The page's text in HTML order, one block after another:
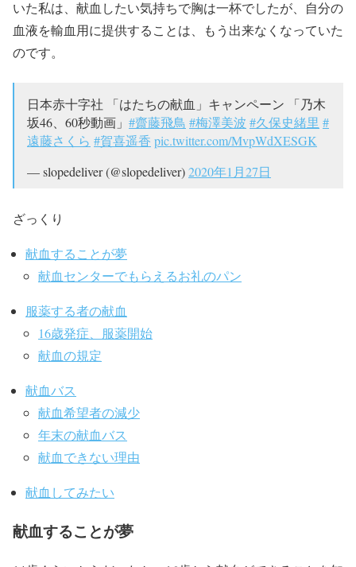
いた私は、献血したい気持ちで胸は一杯でしたが、自分の
血液を輸血用に提供することは、もう出来なくなっていた
のです。
日本赤十字社 「はたちの献血」キャンペーン 「乃木
坂46、60秒動画」 #齋藤飛鳥 #梅澤美波 #久保史緒里 #
遠藤さくら #賀喜遥香 pic.twitter.com/MvpWdXESGK
— slopedeliver (@slopedeliver)2020年1月27日
ざっくり
献血することが夢
献血センターでもらえるお礼のパン
服薬する者の献血
16歳発症、服薬開始
献血の規定
献血バス
献血希望者の減少
年末の献血バス
献血できない理由
献血してみたい
献血することが夢